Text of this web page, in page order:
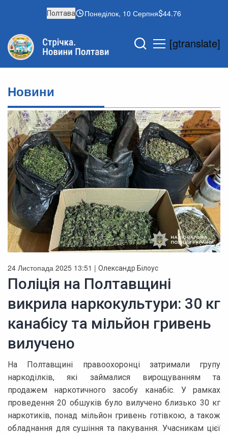
Полтава Понеділок, 10 Серпня 44.76
[gtranslate]
Новини
24 Листопада 2025 13:51 | Олександр Білоус
Поліція на Полтавщині
викрила наркокультури: 30 кг
канабісу та мільйон гривень
вилучено
На Полтавщині правоохоронці затримали групу
наркоділків, які займалися вирощуванням та
продажем наркотичного засобу канабіс. У рамках
проведення 20 обшуків було вилучено близько 30 кг
наркотиків, понад мільйон гривень готівкою, а також
обладнання для сушіння та пакування. Учасникам цієї